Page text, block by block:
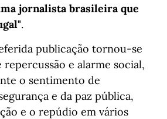
jornalista brasileira que
.
publicação tornou-se
e alarme social,
o sentimento de
e da paz pública,
e o repúdio em vários